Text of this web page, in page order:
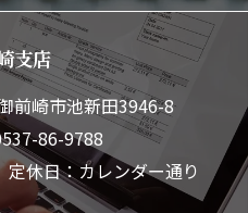
支店
崎市池新田3946-8
86-9788
休日：カレンダー通り